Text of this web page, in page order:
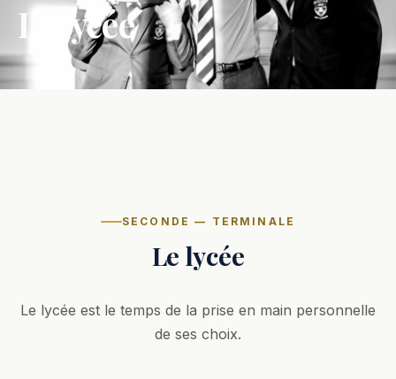
Le lycée
SECONDE — TERMINALE
Le lycée
Le lycée est le temps de la prise en main personnelle
de ses choix.